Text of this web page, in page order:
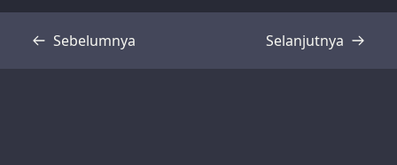
Sebelumnya
Transkrip Selanjutnya
Transkrip